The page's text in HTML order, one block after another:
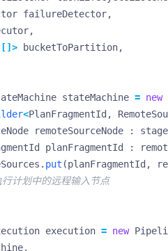
failureDetector,
,
[]> bucketToPartition,
stateMachine = new
<PlanFragmentId ,
remoteSourceNode :
stage
planFragmentId :
. put (planFragmentId ,
计划中的远程输入节点
execution = new
,